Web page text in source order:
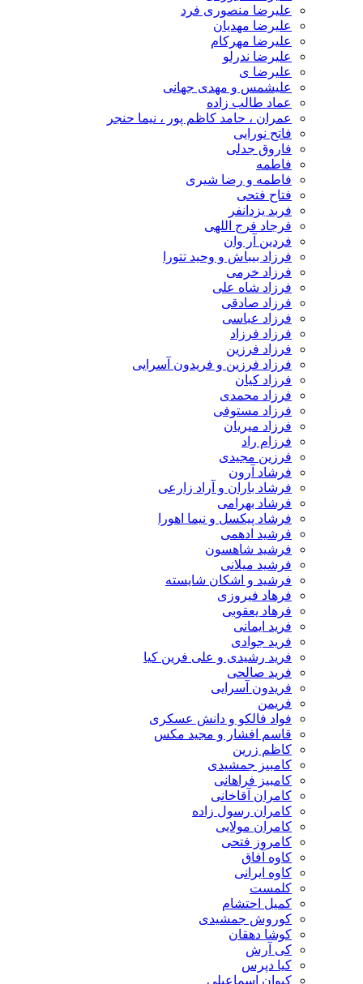
علیرضا منصوری فرد
علیرضا مهدیان
علیرضا مهرکام
علیرضا ندرلو
علیرضا ی
علیشمس و مهدی جهانی
عماد طالب زاده
عمران ، حامد کاظم پور ، نیما حنجر
فاتح نورایی
فاروق جدلی
فاطمه
فاطمه و رضا شیری
فتاح فتحی
فربد یزدانفر
فرجاد فرج اللهی
فردین آر وان
فرزاد بیباش و وحید تتورا
فرزاد خرمی
فرزاد شاه علی
فرزاد صادقی
فرزاد عباسی
فرزاد فرزاد
فرزاد فرزین
فرزاد فرزین و فریدون آسرایی
فرزاد کیان
فرزاد محمدی
فرزاد مستوفی
فرزاد میریان
فرزام راد
فرزین مجیدی
فرشاد آرون
فرشاد باران و آراد زارعی
فرشاد بهرامی
فرشاد پیکسل و نیما اهورا
فرشید ادهمی
فرشید شاهسون
فرشید میلانی
فرشید و اشکان شایسته
فرهاد فیروزی
فرهاد یعقوبی
فرید ایمانی
فرید جوادی
فرید رشیدی و علی فرین کیا
فرید صالحی
فریدون آسرایی
فریمن
فواد فالکو و دانش عسکری
قاسم افشار و مجید مکس
کاظم زرین
کامبیز جمشیدی
کامبیز فراهانی
کامران آقاخانی
کامران رسول زاده
کامران مولایی
کامروز فتحی
کاوه آفاق
کاوه ایرانی
کلمست
کمیل احتشام
کوروش جمشیدی
کوشا دهقان
کی آرش
کیا دپرس
کیوان اسماعیلی